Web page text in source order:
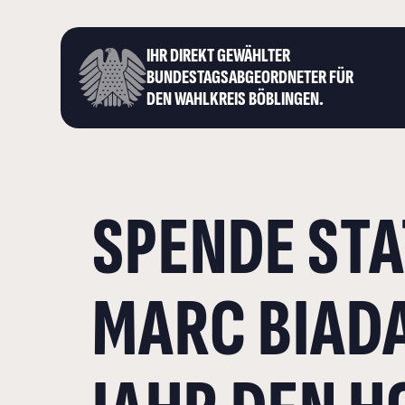
IHR DIREKT GEWÄHLTER
BUNDESTAGS­ABGEORDNETER FÜR
DEN WAHLKREIS BÖBLINGEN.
SPENDE
MARC